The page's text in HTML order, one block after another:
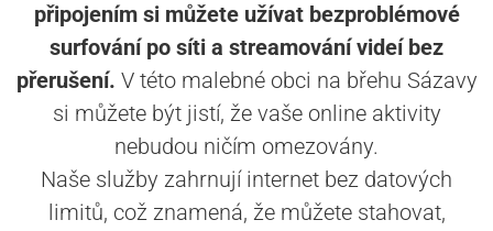
připojením si můžete užívat bezproblémové
surfování po síti a streamování videí bez
přerušení. V této malebné obci na břehu Sázavy
si můžete být jistí, že vaše online aktivity
nebudou ničím omezovány.
Naše služby zahrnují internet bez datových
limitů, což znamená, že můžete stahovat,